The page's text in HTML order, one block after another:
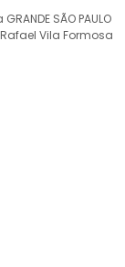
GRANDE SÃO PAULO
Vila Formosa